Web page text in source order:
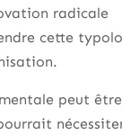
radicale
cette
peut être